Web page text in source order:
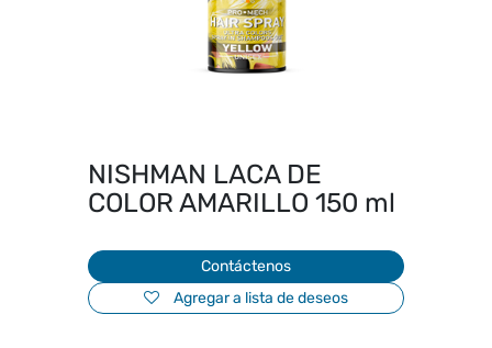
NISHMAN LACA DE
COLOR AMARILLO 150 ml
Contáctenos
Agregar a lista de deseos